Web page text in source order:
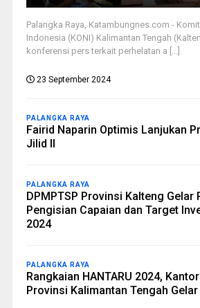
Palangka Raya, Katambungnes.com -
Indonesia (KONI) Kalimantan Tengah
konferensi pers terkait perhelatan a [...]
23 September 2024
PALANGKA RAYA
Fairid Naparin Optimis Lanjukan
Jilid II
PALANGKA RAYA
DPMPTSP Provinsi Kalteng Gelar
Pengisian Capaian dan Target
2024
PALANGKA RAYA
Rangkaian HANTARU 2024,
Provinsi Kalimantan Tengah